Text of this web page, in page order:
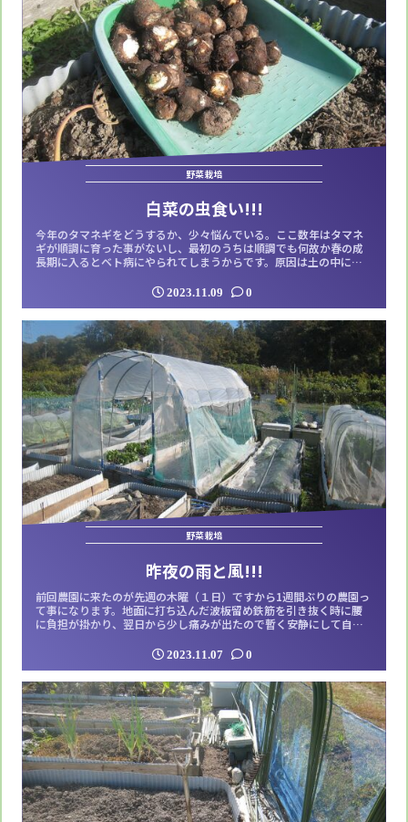
野菜栽培
白菜の虫食い!!!
今年のタマネギをどうするか、少々悩んでいる。ここ数年はタマネ
ギが順調に育った事がないし、最初のうちは順調でも何故か春の成
長期に入るとベト病にやられてしまうからです。原因は土の中にベ
る極早生にしてベト病が発症する前に収穫すると云う手もあるが、
出来る事なら土を休ませた方が良いのかも知れない。◆さて順調だ
2023.11.09 0
野菜栽培
昨夜の雨と風!!!
前回農園に来たのが先週の木曜（１日）ですから1週間ぶりの農園っ
て事になります。地面に打ち込んだ波板留め鉄筋を引き抜く時に腰
に負担が掛かり、翌日から少し痛みが出たので暫く安静にして自宅
活した甲斐もあり意外と早く回復することが出来ました。日曜（５
日）にはソラマメやグリーンピースの種蒔きも行ったし普通の生活
に戻った感触も得ています。翌月曜日は農...
2023.11.07 0